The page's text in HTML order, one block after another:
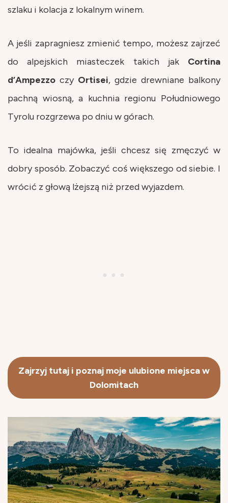
szlaku i kolacja z lokalnym winem.
A jeśli zapragniesz zmienić tempo, możesz zajrzeć
do alpejskich miasteczek takich jak Cortina
d’Ampezzo czy Ortisei, gdzie drewniane balkony
pachną wiosną, a kuchnia regionu Południowego
Tyrolu rozgrzewa po dniu w górach.
To idealna majówka, jeśli chcesz się zmęczyć w
dobry sposób. Zobaczyć coś większego od siebie. I
wrócić z głową lżejszą niż przed wyjazdem.
Zajrzyj tutaj i poznaj moje ulubione miejsca w
Dolomitach